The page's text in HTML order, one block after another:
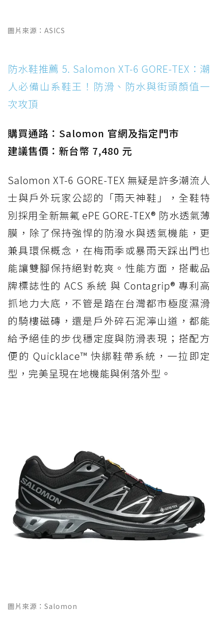
圖片來源：ASICS
防水鞋推薦 5. Salomon XT-6 GORE-TEX：潮
人必備山系鞋王！防滑、防水與街頭顏值一
次攻頂
購買通路：Salomon 官網及指定門市
建議售價：新台幣 7,480 元
Salomon XT-6 GORE-TEX 無疑是許多潮流人
士與戶外玩家公認的「雨天神鞋」，全鞋特
別採用全新無氟 ePE GORE-TEX® 防水透氣薄
膜，除了保持強悍的防潑水與透氣機能，更
兼具環保概念，在梅雨季或暴雨天踩出門也
能讓雙腳保持絕對乾爽。性能方面，搭載品
牌標誌性的 ACS 系統 與 Contagrip® 專利高
抓地力大底，不管是踏在台灣都市極度濕滑
的騎樓磁磚，還是戶外碎石泥濘山道，都能
給予絕佳的步伐穩定度與防滑表現；搭配方
便的 Quicklace™ 快綁鞋帶系統，一拉即定
型，完美呈現在地機能與俐落外型。
圖片來源：Salomon